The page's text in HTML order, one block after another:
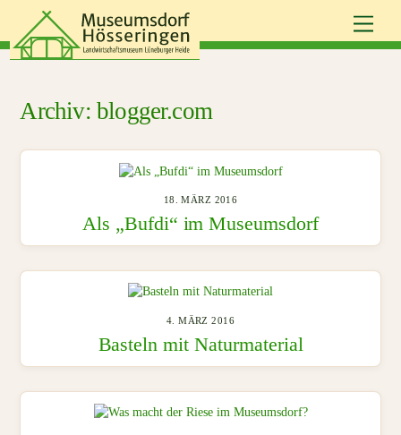
content
blogger.com
18. MÄRZ 2016
Als „Bufdi“ im Museumsdorf
4. MÄRZ 2016
Basteln mit Naturmaterial